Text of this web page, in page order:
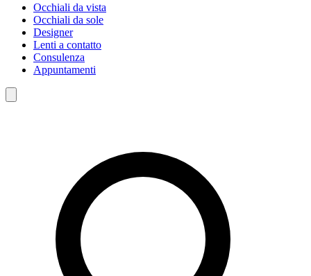
Occhiali da vista
Occhiali da sole
Designer
Lenti a contatto
Consulenza
Appuntamenti